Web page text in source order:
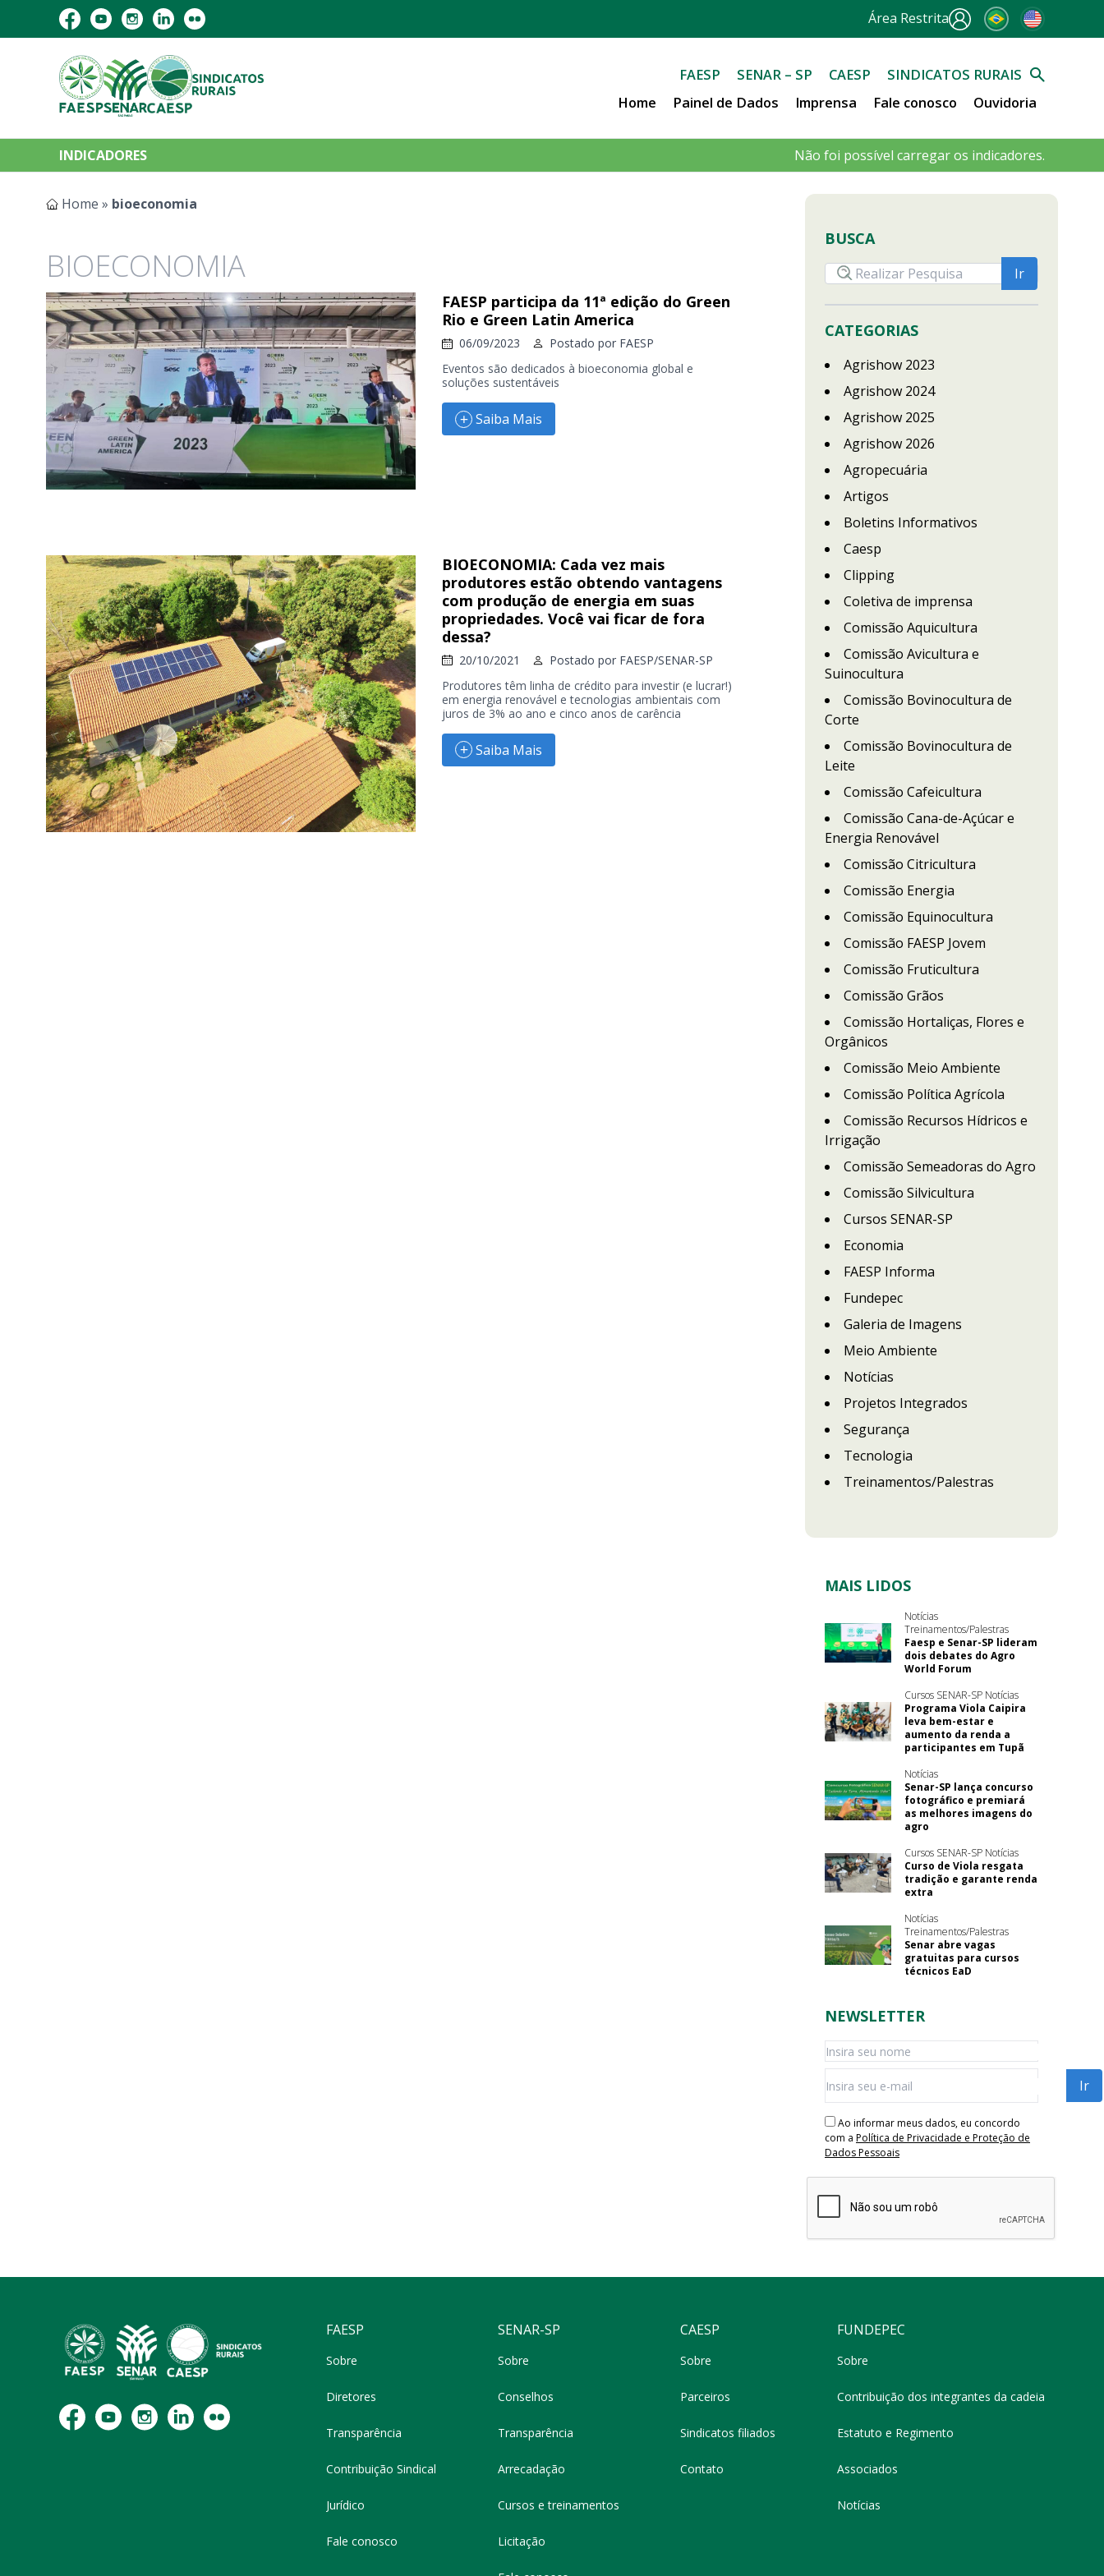
Área Restrita
FAESP SENAR – SP CAESP
SINDICATOS RURAIS
Home
Painel de Dados Imprensa Fale conosco Ouvidoria
INDICADORES Não foi possível carregar os indicadores.
Home » bioeconomia
BIOECONOMIA
FAESP participa da 11ª edição do Green
Rio e Green Latin America
06/09/2023 Postado por FAESP
Eventos são dedicados à bioeconomia global e
soluções sustentáveis
Saiba Mais
BIOECONOMIA: Cada vez mais
produtores estão obtendo vantagens
com produção de energia em suas
propriedades. Você vai ficar de fora
dessa?
20/10/2021 Postado por FAESP/SENAR-SP
Produtores têm linha de crédito para investir (e lucrar!)
em energia renovável e tecnologias ambientais com
juros de 3% ao ano e cinco anos de carência
Saiba Mais
BUSCA
CATEGORIAS
Agrishow 2023
Agrishow 2024
Agrishow 2025
Agrishow 2026
Agropecuária
Artigos
Boletins Informativos
Caesp
Clipping
Coletiva de imprensa
Comissão Aquicultura
Comissão Avicultura e
Suinocultura
Comissão Bovinocultura de
Corte
Comissão Bovinocultura de
Leite
Comissão Cafeicultura
Comissão Cana-de-Açúcar e
Energia Renovável
Comissão Citricultura
Comissão Energia
Comissão Equinocultura
Comissão FAESP Jovem
Comissão Fruticultura
Comissão Grãos
Comissão Hortaliças, Flores e
Orgânicos
Comissão Meio Ambiente
Comissão Política Agrícola
Comissão Recursos Hídricos e
Irrigação
Comissão Semeadoras do Agro
Comissão Silvicultura
Cursos SENAR-SP
Economia
FAESP Informa
Fundepec
Galeria de Imagens
Meio Ambiente
Notícias
Projetos Integrados
Segurança
Tecnologia
Treinamentos/Palestras
MAIS LIDOS
Notícias
Treinamentos/Palestras
Faesp e Senar-SP lideram
dois debates do Agro
World Forum
Cursos SENAR-SP Notícias
Programa Viola Caipira
leva bem-estar e
aumento da renda a
participantes em Tupã
Notícias
Senar-SP lança concurso
fotográfico e premiará
as melhores imagens do
agro
Cursos SENAR-SP Notícias
Curso de Viola resgata
tradição e garante renda
extra
Notícias
Treinamentos/Palestras
Senar abre vagas
gratuitas para cursos
técnicos EaD
NEWSLETTER
Ao informar meus dados, eu concordo
com a Política de Privacidade e Proteção de
Dados Pessoais
FAESP
Sobre
Diretores
Transparência
Contribuição Sindical
Jurídico
Fale conosco
SENAR-SP
Sobre
Conselhos
Transparência
Arrecadação
Cursos e treinamentos
Licitação
CAESP
Sobre
Parceiros
Sindicatos filiados
Contato
FUNDEPEC
Sobre
Contribuição dos integrantes da cadeia
Estatuto e Regimento
Associados
Notícias